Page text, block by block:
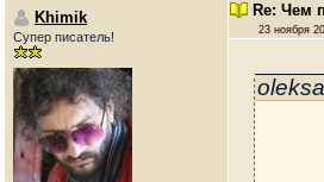
Khimik
Супер писатель!
Re: Чем
23 ноября